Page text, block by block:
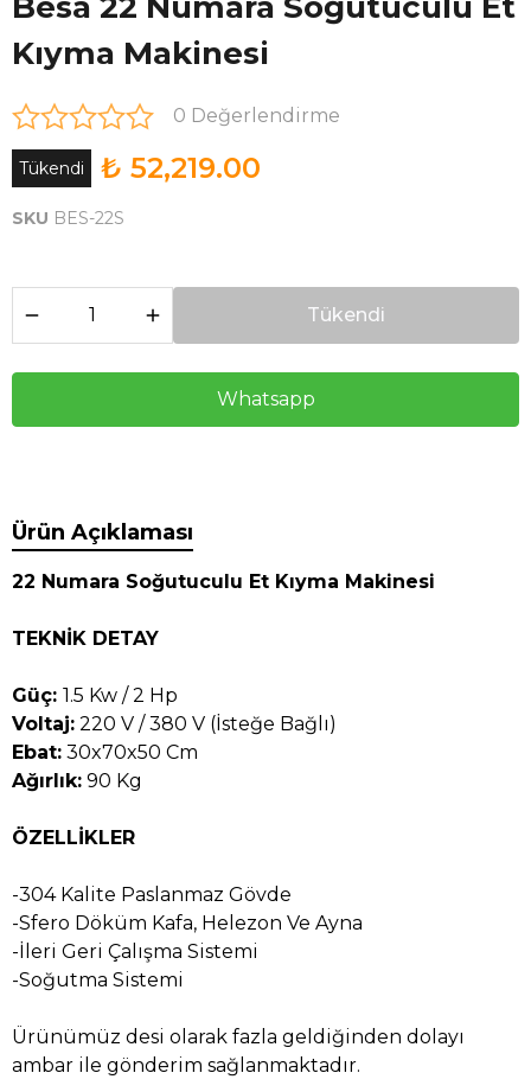
Kıyma Makinesi
0 Değerlendirme
Tükendi ₺ 52,219.00
SKU BES-22S
Tükendi
Whatsapp
Ürün Açıklaması
22 Numara Soğutuculu Et Kıyma Makinesi
TEKNİK DETAY
Güç: 1.5 Kw / 2 Hp
Voltaj: 220 V / 380 V (İsteğe Bağlı)
Ebat: 30x70x50 Cm
Ağırlık: 90 Kg
ÖZELLİKLER
-304 Kalite Paslanmaz Gövde
-Sfero Döküm Kafa, Helezon Ve Ayna
-İleri Geri Çalışma Sistemi
-Soğutma Sistemi
Ürünümüz desi olarak fazla geldiğinden dolayı
ambar ile gönderim sağlanmaktadır.